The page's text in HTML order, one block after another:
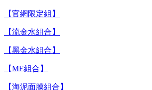
【官網限定組】
【流金水組合】
【黑金水組合】
【ME組合】
【海泥面膜組合】